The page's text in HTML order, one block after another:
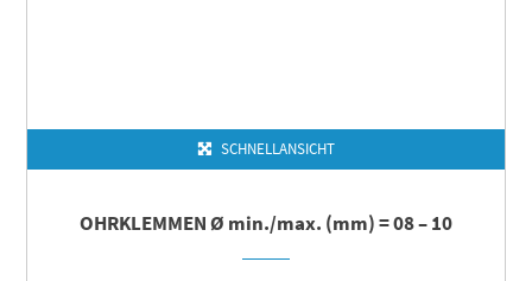
SCHNELLANSICHT
OHRKLEMMEN Ø min./max. (mm) = 08 – 10